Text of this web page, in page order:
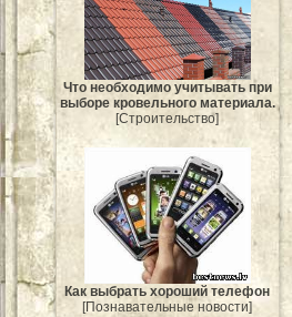
Что необходимо учитывать при
выборе кровельного материала.
[Строительство]
Как выбрать хороший телефон
[Познавательные новости]